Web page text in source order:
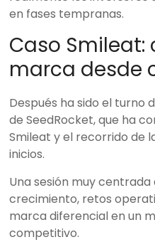
en fases tempranas.
Caso
marca desde
Después ha sido el turno
de SeedRocket, que ha
Smileat y el recorrido de
inicios.
Una sesión muy centrada
crecimiento, retos
marca diferencial en un
competitivo.